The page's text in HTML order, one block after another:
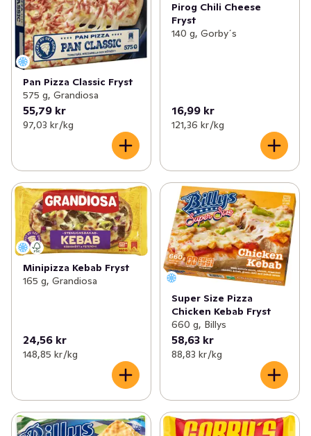
Pan Pizza Classic Fryst
575 g, Grandiosa
55,79 kr
97,03 kr /kg
Pirog Chili Cheese
Fryst
140 g, Gorby´s
16,99 kr
121,36 kr /kg
Minipizza Kebab Fryst
165 g, Grandiosa
24,56 kr
148,85 kr /kg
Super Size Pizza
Chicken Kebab Fryst
660 g, Billys
58,63 kr
88,83 kr /kg